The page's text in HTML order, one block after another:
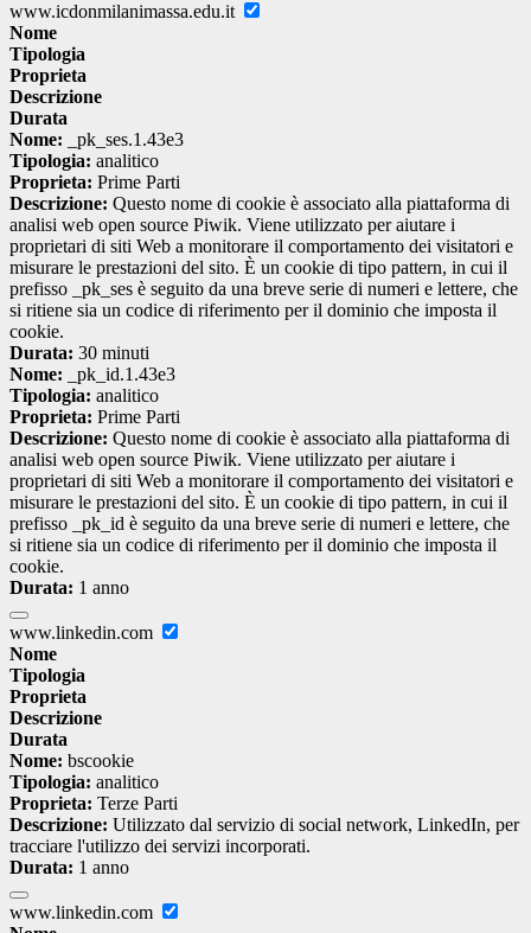
www.icdonmilanimassa.edu.it
Nome
Tipologia
Proprieta
Descrizione
Durata
Nome: _pk_ses.1.43e3
Tipologia: analitico
Proprieta: Prime Parti
Descrizione: Questo nome di cookie è associato alla piattaforma di
analisi web open source Piwik. Viene utilizzato per aiutare i
proprietari di siti Web a monitorare il comportamento dei visitatori e
misurare le prestazioni del sito. È un cookie di tipo pattern, in cui il
prefisso _pk_ses è seguito da una breve serie di numeri e lettere, che
si ritiene sia un codice di riferimento per il dominio che imposta il
cookie.
Durata: 30 minuti
Nome: _pk_id.1.43e3
Tipologia: analitico
Proprieta: Prime Parti
Descrizione: Questo nome di cookie è associato alla piattaforma di
analisi web open source Piwik. Viene utilizzato per aiutare i
proprietari di siti Web a monitorare il comportamento dei visitatori e
misurare le prestazioni del sito. È un cookie di tipo pattern, in cui il
prefisso _pk_id è seguito da una breve serie di numeri e lettere, che
si ritiene sia un codice di riferimento per il dominio che imposta il
cookie.
Durata: 1 anno
www.linkedin.com
Nome
Tipologia
Proprieta
Descrizione
Durata
Nome: bscookie
Tipologia: analitico
Proprieta: Terze Parti
Descrizione: Utilizzato dal servizio di social network, LinkedIn, per
tracciare l'utilizzo dei servizi incorporati.
Durata: 1 anno
www.linkedin.com